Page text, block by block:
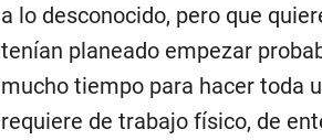
a lo desconocido, pero que
tenían planeado empezar
mucho tiempo para hacer toda
requiere de trabajo físico, de